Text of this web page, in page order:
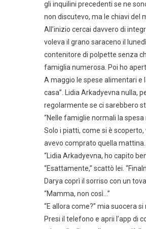
gli inquilini precedenti se ne
non discutevo, ma le chiavi del
All’inizio cercai davvero di
voleva il grano saraceno il
contenitore di polpette senza
famiglia numerosa. Poi ho
A maggio le spese alimentari e
casa”. Lidia Arkadyevna nulla,
regolarmente se ci sarebbero
“Nelle famiglie normali la
Solo i piatti, come si è
avevo comprato quella mattina.
“Lidia Arkadyevna, ho capito
“Esattamente,” scattò lei.
Darya coprì il sorriso con un
“Mamma, non così…”
“E allora come?” mia suocera
Presi il telefono e aprii l’app di